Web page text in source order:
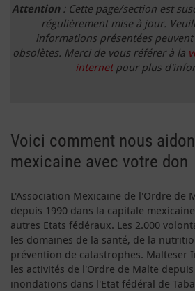
Attention : Cette page/section est
régulièrement mise à jour.
informations présentées
obsolètes. Merci de vous référer à la
internetpour plus
Voici comment nous
mexicaine avec votre don
L'Association Mexicaine de l'Ordre de
depuis 1990 dans la capitale
autres Etats fédéraux. Les 2.000
les domaines de la santé, de la
prévention de catastrophes. Malteser
les activités de l'Ordre de Malte
inondations dans l'Etat fédéral de